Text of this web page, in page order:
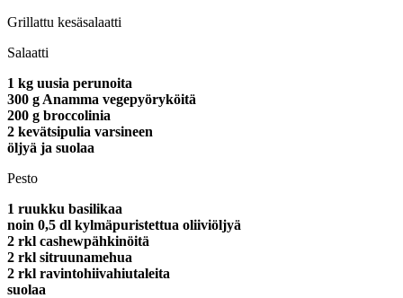
Grillattu kesäsalaatti
Salaatti
1 kg uusia perunoita
300 g Anamma vegepyöryköitä
200 g broccolinia
2 kevätsipulia varsineen
öljyä ja suolaa
Pesto
1 ruukku basilikaa
noin 0,5 dl kylmäpuristettua oliiviöljyä
2 rkl cashewpähkinöitä
2 rkl sitruunamehua
2 rkl ravintohiivahiutaleita
suolaa